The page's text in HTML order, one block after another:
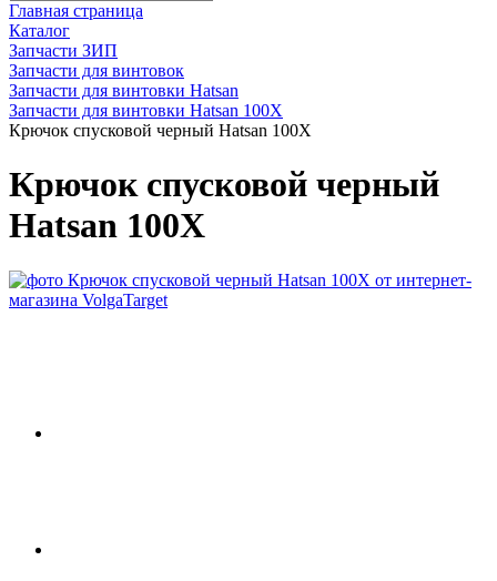
Главная страница
Каталог
Запчасти ЗИП
Запчасти для винтовок
Запчасти для винтовки Hatsan
Запчасти для винтовки Hatsan 100X
Крючок спусковой черный Hatsan 100X
Крючок спусковой черный
Hatsan 100X